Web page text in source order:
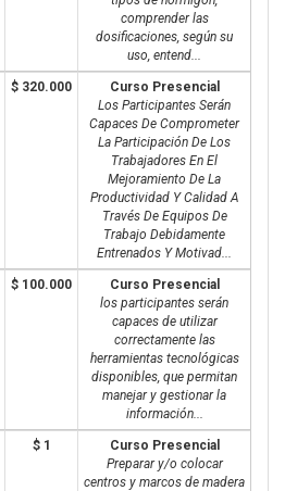
comprender las
dosificaciones, según su
uso, entend...
$ 320.000
Curso Presencial
Los Participantes Serán
Capaces De Comprometer
La Participación De Los
Trabajadores En El
Mejoramiento De La
Productividad Y Calidad A
Través De Equipos De
Trabajo Debidamente
Entrenados Y Motivad...
$ 100.000
Curso Presencial
los participantes serán
capaces de utilizar
correctamente las
herramientas tecnológicas
disponibles, que permitan
manejar y gestionar la
información...
$ 1
Curso Presencial
Preparar y/o colocar
centros y marcos de madera